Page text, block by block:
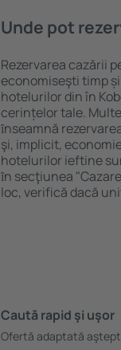
Unde pot
Rezervarea cazării
economiseşti timp
hotelurilor din în
cerințelor tale.
ȋnseamnă
şi, implicit,
hotelurilor ieftine
ȋn secţiunea
loc, verifică dacă
Caută rapid şi uşor
Ofertă adaptată